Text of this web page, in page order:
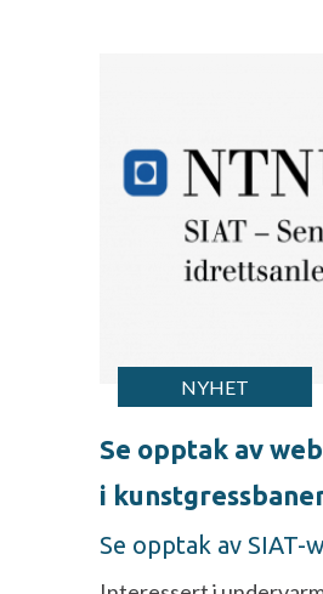
NYHET
Se opptak av
i
Se opptak av SIAT-